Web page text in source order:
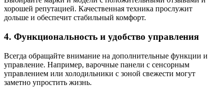
хорошей репутацией. Качественная техника прослужит
дольше и обеспечит стабильный комфорт.
4. Функциональность и удобство управления
Всегда обращайте внимание на дополнительные функции и
управление. Например, варочные панели с сенсорным
управлением или холодильники с зоной свежести могут
заметно упростить жизнь.